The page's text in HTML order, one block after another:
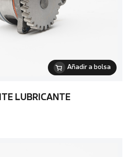
Añadir a bolsa
LUBRICANTE